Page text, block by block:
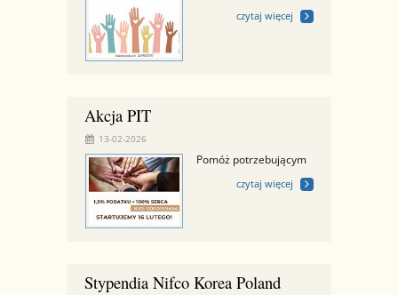
czytaj więcej
Akcja PIT
13-02-2026
Pomóż potrzebującym
czytaj więcej
Stypendia Nifco Korea Poland